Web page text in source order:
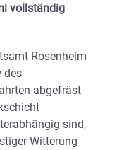
vollständig
Rosenheim
des
abgefräst
sind,
Witterung